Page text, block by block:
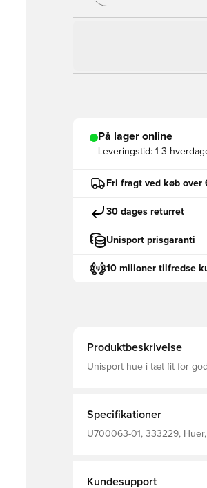
På lager online
Leveringstid: 1-3
Fri fragt ved køb over
30 dages returret
Unisport prisgaranti
10 milioner tilfredse
Produktbeskrivelse
Unisport hue i tæt fit for
Specifikationer
U700063-01, 333229,
Kundesupport